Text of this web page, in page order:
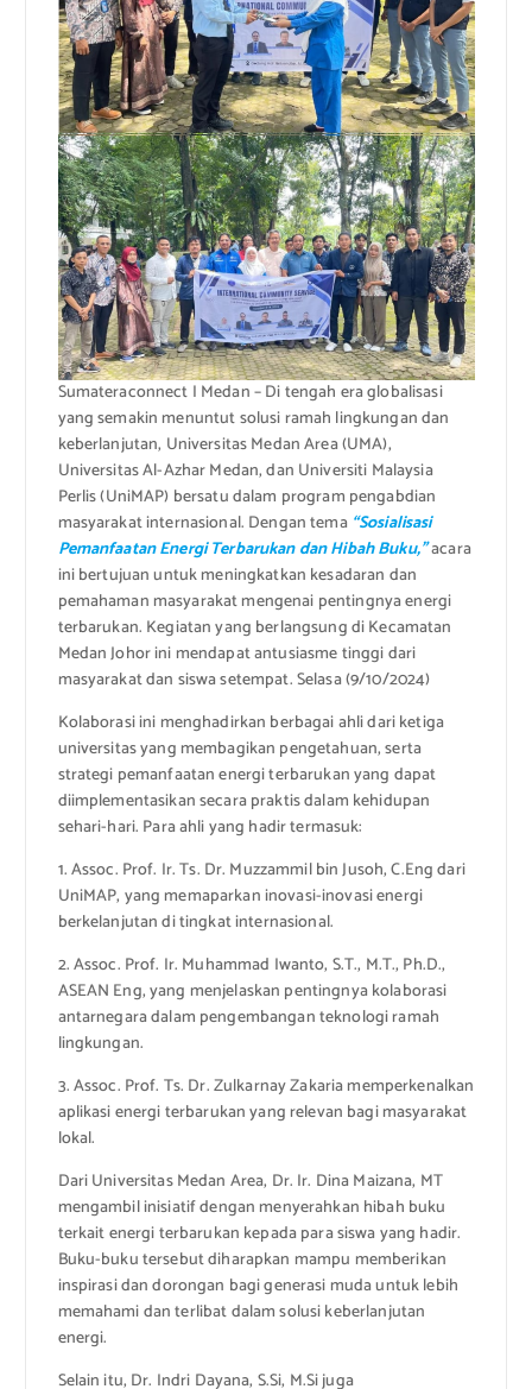
Sumateraconnect I Medan – Di tengah era globalisasi
yang semakin menuntut solusi ramah lingkungan dan
keberlanjutan, Universitas Medan Area (UMA),
Universitas Al-Azhar Medan, dan Universiti Malaysia
Perlis (UniMAP) bersatu dalam program pengabdian
masyarakat internasional. Dengan tema“Sosialisasi
Pemanfaatan Energi Terbarukan dan Hibah Buku,”acara
ini bertujuan untuk meningkatkan kesadaran dan
pemahaman masyarakat mengenai pentingnya energi
terbarukan. Kegiatan yang berlangsung di Kecamatan
Medan Johor ini mendapat antusiasme tinggi dari
masyarakat dan siswa setempat. Selasa (9/10/2024)
Kolaborasi ini menghadirkan berbagai ahli dari ketiga
universitas yang membagikan pengetahuan, serta
strategi pemanfaatan energi terbarukan yang dapat
diimplementasikan secara praktis dalam kehidupan
sehari-hari. Para ahli yang hadir termasuk:
1. Assoc. Prof. Ir. Ts. Dr. Muzzammil bin Jusoh, C.Eng dari
UniMAP, yang memaparkan inovasi-inovasi energi
berkelanjutan di tingkat internasional.
2. Assoc. Prof. Ir. Muhammad Iwanto, S.T., M.T., Ph.D.,
ASEAN Eng, yang menjelaskan pentingnya kolaborasi
antarnegara dalam pengembangan teknologi ramah
lingkungan.
3. Assoc. Prof. Ts. Dr. Zulkarnay Zakaria memperkenalkan
aplikasi energi terbarukan yang relevan bagi masyarakat
lokal.
Dari Universitas Medan Area, Dr. Ir. Dina Maizana, MT
mengambil inisiatif dengan menyerahkan hibah buku
terkait energi terbarukan kepada para siswa yang hadir.
Buku-buku tersebut diharapkan mampu memberikan
inspirasi dan dorongan bagi generasi muda untuk lebih
memahami dan terlibat dalam solusi keberlanjutan
energi.
Selain itu, Dr. Indri Dayana, S.Si, M.Si juga